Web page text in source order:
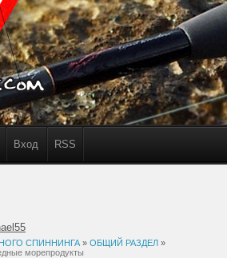
Вход RSS
СПИННИНГА » ОБЩИЙ РАЗДЕЛ »
морепродукты